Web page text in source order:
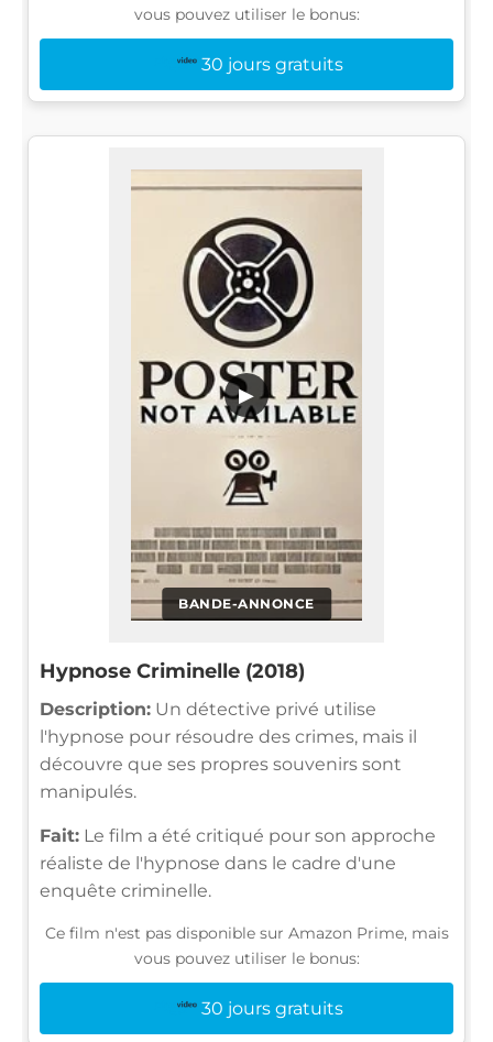
vous pouvez utiliser le bonus:
30 jours gratuits
BANDE-ANNONCE
▶
Hypnose Criminelle (2018)
Description: Un détective privé utilise
l'hypnose pour résoudre des crimes, mais il
découvre que ses propres souvenirs sont
manipulés.
Fait: Le film a été critiqué pour son approche
réaliste de l'hypnose dans le cadre d'une
enquête criminelle.
Ce film n'est pas disponible sur Amazon Prime, mais
vous pouvez utiliser le bonus:
30 jours gratuits